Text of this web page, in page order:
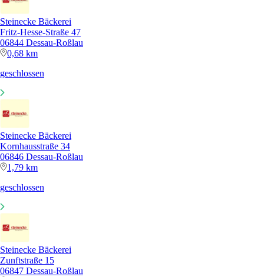
Steinecke Bäckerei
Fritz-Hesse-Straße 47
06844 Dessau-Roßlau
0,68 km
geschlossen
Steinecke Bäckerei
Kornhausstraße 34
06846 Dessau-Roßlau
1,79 km
geschlossen
Steinecke Bäckerei
Zunftstraße 15
06847 Dessau-Roßlau